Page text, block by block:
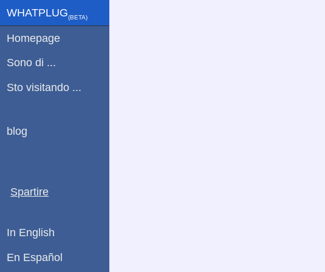
WHATPLUG(ΒETA)
Homepage
Sono di ...
Sto visitando ...
blog
Spartire
In English
En Español